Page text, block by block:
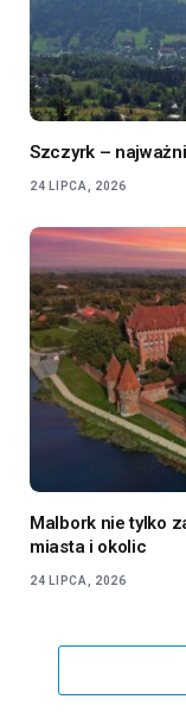
Szczyrk –
24 LIPCA, 2026
Malbork nie tylko
miasta i okolic
24 LIPCA, 2026